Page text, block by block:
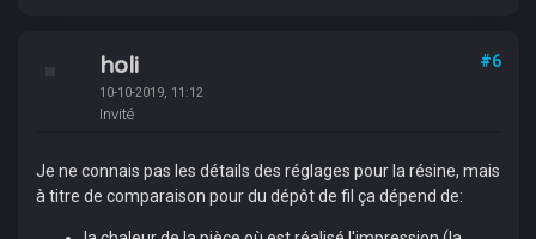
holi
10-10-2019, 11:12
Invité
#6
Je ne connais pas les détails des réglages pour la résine, mais
à titre de comparaison pour du dépôt de fil ça dépend de: